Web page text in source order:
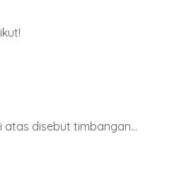
disebut timbangan...